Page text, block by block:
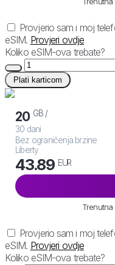
Provjerio sam i moj
eSIM. Provjeri ovdje
Koliko eSIM-ova trebate?
Plati karticom
20 GB /
30 dani
Bez ograničenja brzine
Liberty
43.89 EUR
Trenutna
Provjerio sam i moj
eSIM. Provjeri ovdje
Koliko eSIM-ova trebate?